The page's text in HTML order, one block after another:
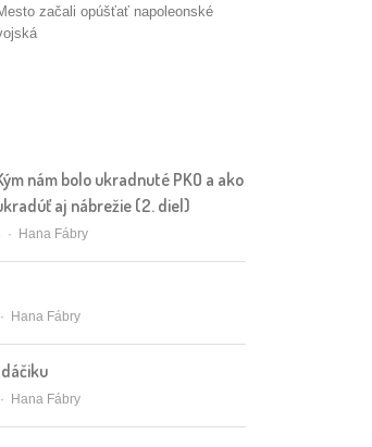
začali opúšťať napoleonské
nám bolo ukradnuté PKO a ako
aj nábrežie (2. diel)
Autor/ka
Hana Fábry
Autor/ka
Hana Fábry
Autor/ka
Hana Fábry